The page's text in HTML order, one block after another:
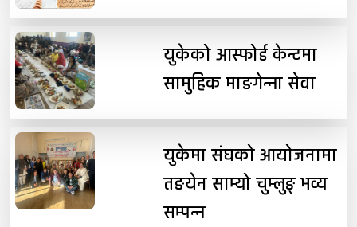
युकेको आस्फोर्ड केन्टमा
सामुहिक माङगेन्ना सेवा
युकेमा संघको आयोजनामा
तङयेन साम्यो चुम्लुङ् भव्य
सम्पन्न